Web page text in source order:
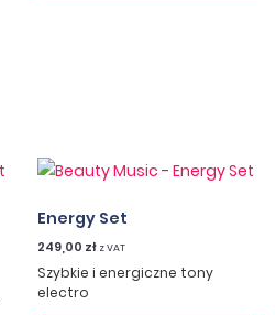
Energy Set
249,00 zł z VAT
Szybkie i energiczne tony
electro